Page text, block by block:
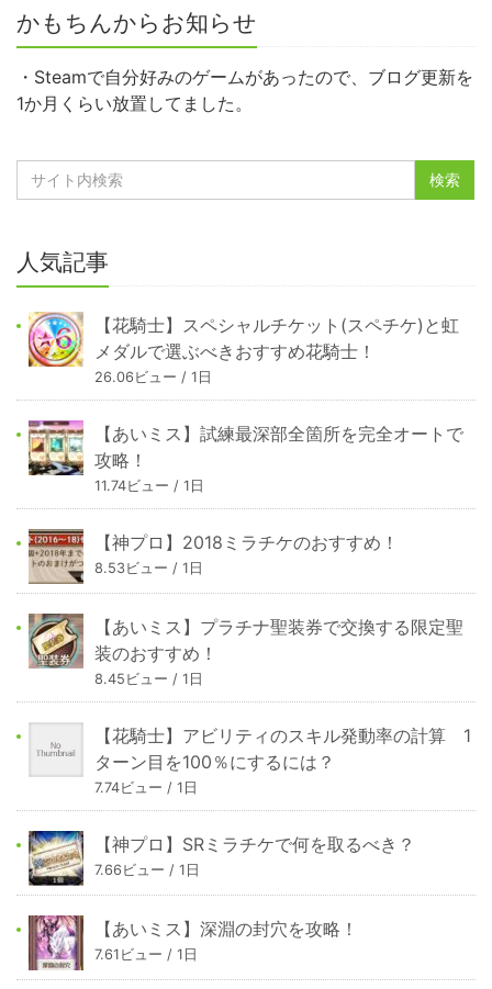
かもちんからお知らせ
・Steamで自分好みのゲームがあったので、ブログ更新を
1か月くらい放置してました。
人気記事
【花騎士】スペシャルチケット(スペチケ)と虹
メダルで選ぶべきおすすめ花騎士！
26.06ビュー / 1日
【あいミス】試練最深部全箇所を完全オートで
攻略！
11.74ビュー / 1日
【神プロ】2018ミラチケのおすすめ！
8.53ビュー / 1日
【あいミス】プラチナ聖装券で交換する限定聖
装のおすすめ！
8.45ビュー / 1日
【花騎士】アビリティのスキル発動率の計算 1
ターン目を100％にするには？
7.74ビュー / 1日
【神プロ】SRミラチケで何を取るべき？
7.66ビュー / 1日
【あいミス】深淵の封穴を攻略！
7.61ビュー / 1日